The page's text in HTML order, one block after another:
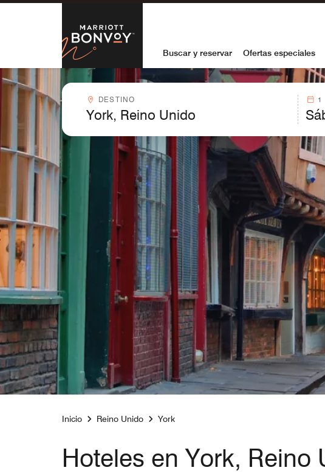
Skip to Content
Marriott Bonvoy
Buscar y reservar Ofertas especiales
Destinocombobox
DESTINO 1
Inicio Reino Unido York
Hoteles en York, Reino